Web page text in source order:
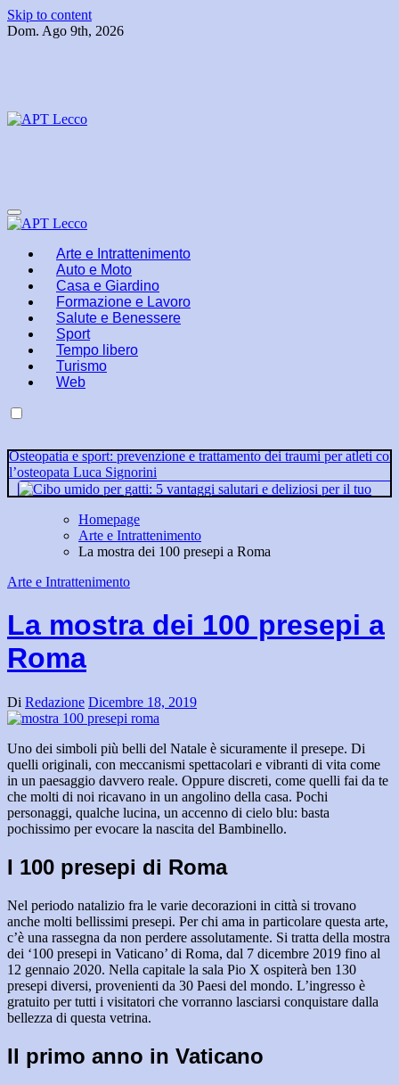
Skip to content
Dom. Ago 9th, 2026
Arte e Intrattenimento
Auto e Moto
Casa e Giardino
Formazione e Lavoro
Salute e Benessere
Sport
Tempo libero
Turismo
Web
Da “Vogue” a “Wonderwall”: le hit che hanno definito un’intera
generazione
Osteopatia e sport: prevenzione e trattamento dei traumi per atleti con
l’osteopata Luca Signorini
Cibo umido per gatti: 5 vantaggi salutari e deliziosi per il tuo micio!
usati di valore
Compro oro usato: il processo di valutazione eseguito dagli esperti
Homepage
Arte e Intrattenimento
La mostra dei 100 presepi a Roma
Arte e Intrattenimento
La mostra dei 100 presepi a
Roma
Di Redazione Dicembre 18, 2019
Uno dei simboli più belli del Natale è sicuramente il presepe. Di
quelli originali, con meccanismi spettacolari e vibranti di vita come
in un paesaggio davvero reale. Oppure discreti, come quelli fai da te
che molti di noi ricavano in un angolino della casa. Pochi
personaggi, qualche lucina, un accenno di cielo blu: basta
pochissimo per evocare la nascita del Bambinello.
I 100 presepi di Roma
Nel periodo natalizio fra le varie decorazioni in città si trovano
anche molti bellissimi presepi. Per chi ama in particolare questa arte,
c’è una rassegna da non perdere assolutamente. Si tratta della mostra
dei ‘100 presepi in Vaticano’ di Roma, dal 7 dicembre 2019 fino al
12 gennaio 2020. Nella capitale la sala Pio X ospiterà ben 130
presepi diversi, provenienti da 30 Paesi del mondo. L’ingresso è
gratuito per tutti i visitatori che vorranno lasciarsi conquistare dalla
bellezza di questa vetrina.
Il primo anno in Vaticano